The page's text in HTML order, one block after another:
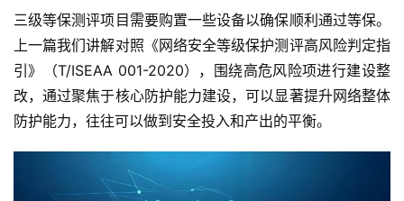
三级等保测评项目需要购置一些设备以确保顺利通过等保。
上一篇我们讲解对照《网络安全等级保护测评高风险判定指
引》（T/ISEAA 001-2020），围绕高危风险项进行建设整
改，通过聚焦于核心防护能力建设，可以显著提升网络整体
防护能力，往往可以做到安全投入和产出的平衡。